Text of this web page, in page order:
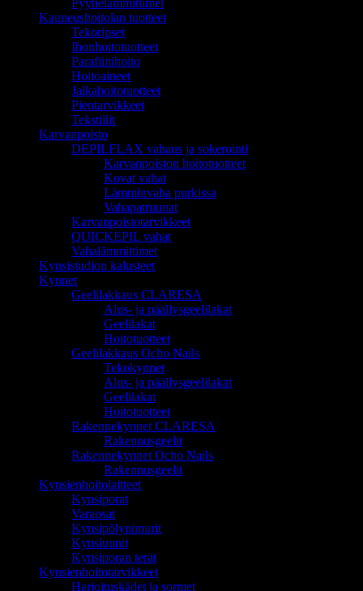
Pyyhelämmittimet
Kauneushoitolan tuotteet
Tekoripset
Ihonhoitotuotteet
Parafiinihoito
Hoitoaineet
Jalkahoitotuotteet
Pientarvikkeet
Tekstiilit
Karvanpoisto
DEPILFLAX vahaus ja sokerointi
Karvanpoiston hoitotuotteet
Kovat vahat
Lämminvaha purkissa
Vahapatruunat
Karvanpoistotarvikkeet
QUICKEPIL vahat
Vahalämmittimet
Kynsistudion kalusteet
Kynnet
Geelilakkaus CLARESA
Alus- ja päällysgeelilakat
Geelilakat
Hoitotuotteet
Geelilakkaus Ocho Nails
Tekokynnet
Alus- ja päällysgeelilakat
Geelilakat
Hoitotuotteet
Rakennekynnet CLARESA
Rakennusgeelit
Rakennekynnet Ocho Nails
Rakennusgeelit
Kynsienhoitolaitteet
Kynsiporat
Varaosat
Kynsipölynimurit
Kynsiuunit
Kynsiporan terät
Kynsienhoitotarvikkeet
Harjoituskädet ja sormet